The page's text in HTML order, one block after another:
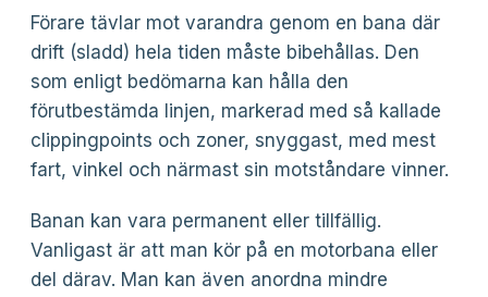
Förare tävlar mot varandra genom en bana där
drift (sladd) hela tiden måste bibehållas. Den
som enligt bedömarna kan hålla den
förutbestämda linjen, markerad med så kallade
clippingpoints och zoner, snyggast, med mest
fart, vinkel och närmast sin motståndare vinner.
Banan kan vara permanent eller tillfällig.
Vanligast är att man kör på en motorbana eller
del därav. Man kan även anordna mindre